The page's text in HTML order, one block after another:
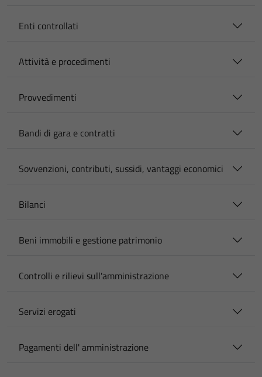
Enti controllati
Attività e procedimenti
Provvedimenti
Bandi di gara e contratti
Sovvenzioni, contributi, sussidi, vantaggi economici
Bilanci
Beni immobili e gestione patrimonio
Controlli e rilievi sull'amministrazione
Servizi erogati
Pagamenti dell' amministrazione